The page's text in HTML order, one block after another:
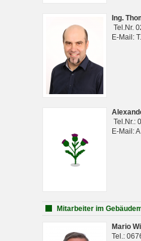
Ing.
Tel.Nr.
E-Mail:
Tel.Nr.:
E-Mail:
Mitarbeiter im
Mario
Tel.: